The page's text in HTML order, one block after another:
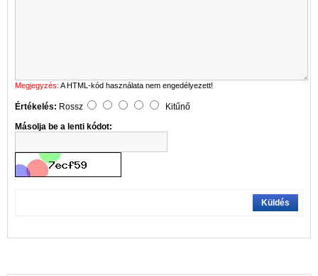
Megjegyzés: A HTML-kód használata nem engedélyezett!
Értékelés: Rossz
Kitűnő
Másolja be a lenti kódot:
Küldés